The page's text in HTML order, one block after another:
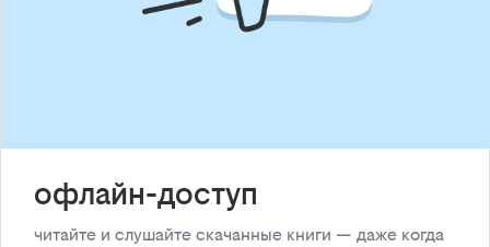
офлайн-доступ
читайте и слушайте скачанные книги — даже когда